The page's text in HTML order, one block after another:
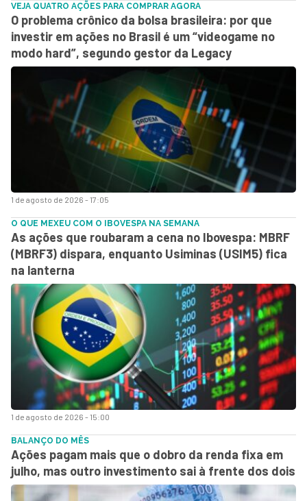
1 de agosto de 2026 - 17:05
VEJA QUATRO AÇÕES PARA COMPRAR AGORA
O problema crônico da bolsa brasileira: por que
investir em ações no Brasil é um “videogame no
modo hard”, segundo gestor da Legacy
1 de agosto de 2026 - 15:00
O QUE MEXEU COM O IBOVESPA NA SEMANA
As ações que roubaram a cena no Ibovespa: MBRF
(MBRF3) dispara, enquanto Usiminas (USIM5) fica
na lanterna
BALANÇO DO MÊS
Ações pagam mais que o dobro da renda fixa em
julho, mas outro investimento sai à frente dos dois